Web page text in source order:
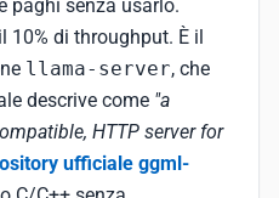
paghi senza usarlo.
10% di throughput. È il
llama-server, che
descrive come "a
HTTP server for
ufficiale ggml-